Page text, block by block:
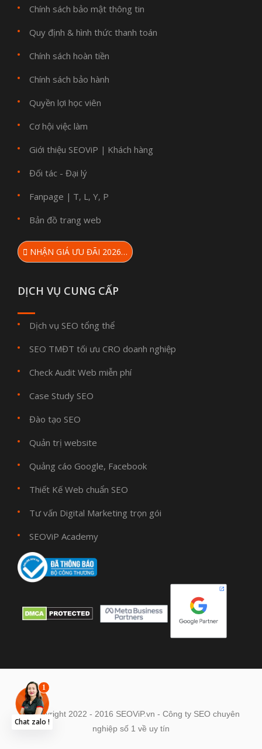
Chính sách bảo mật thông tin
Quy định & hình thức thanh toán
Chính sách hoàn tiền
Chính sách bảo hành
Quyền lợi học viên
Cơ hội việc làm
Giới thiệu SEOViP | Khách hàng
Đối tác - Đại lý
Fanpage | T, L, Y, P
Bản đồ trang web
NHẬN GIÁ ƯU ĐÃI 2026…
DỊCH VỤ CUNG CẤP
Dịch vụ SEO tổng thể
SEO TMĐT tối ưu CRO doanh nghiệp
Check Audit Web miễn phí
Case Study SEO
Đào tạo SEO
Quản trị website
Quảng cáo Google, Facebook
Thiết Kế Web chuẩn SEO
Tư vấn Digital Marketing trọn gói
SEOViP Academy
© Copyright 2022 - 2016 SEOViP.vn - Công ty SEO chuyên
nghiệp số 1 về uy tín
Chat zalo !